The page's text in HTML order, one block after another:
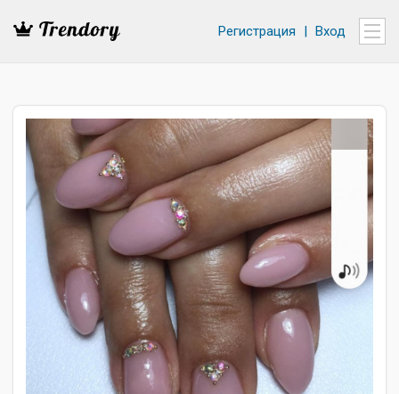
Регистрация | Вход